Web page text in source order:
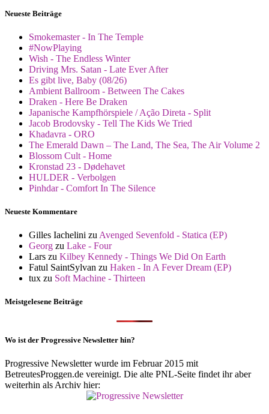
Neueste Beiträge
Smokemaster - In The Temple
#NowPlaying
Wish - The Endless Winter
Driving Mrs. Satan - Late Ever After
Es gibt live, Baby (08/26)
Ambient Ballroom - Between The Cakes
Draken - Here Be Draken
Japanische Kampfhörspiele / Ação Direta - Split
Jacob Brodovsky - Tell The Kids We Tried
Khadavra - ORO
The Emerald Dawn – The Land, The Sea, The Air Volume 2
Blossom Cult - Home
Kronstad 23 - Dødehavet
HULDER - Verbolgen
Pinhdar - Comfort In The Silence
Neueste Kommentare
Gilles Iachelini zu Avenged Sevenfold - Statica (EP)
Georg zu Lake - Four
Lars zu Kilbey Kennedy - Things We Did On Earth
Fatul SaintSylvan zu Haken - In A Fever Dream (EP)
tux zu Soft Machine - Thirteen
Meistgelesene Beiträge
Wo ist der Progressive Newsletter hin?
Progressive Newsletter wurde im Februar 2015 mit
BetreutesProggen.de vereinigt. Die alte PNL-Seite findet ihr aber
weiterhin als Archiv hier: